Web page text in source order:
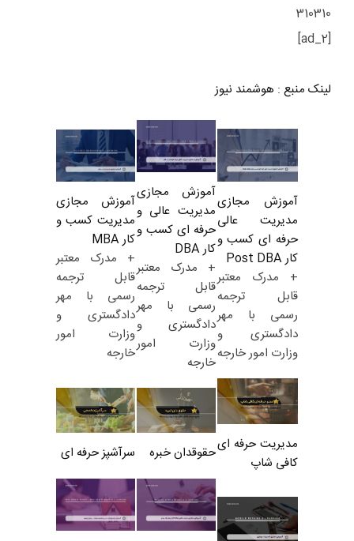
310310
[ad_2]
لینک منبع : هوشمند نیوز
آموزش مجازی
مدیریت عالی
حرفه ای کسب و
کار Post DBA
+ مدرک معتبر
قابل ترجمه
رسمی با مهر
دادگستری و
وزارت امور خارجه
آموزش مجازی
مدیریت عالی و
حرفه ای کسب و
کار DBA
+ مدرک معتبر
قابل ترجمه
رسمی با مهر
دادگستری و
وزارت امور
خارجه
آموزش مجازی
مدیریت کسب و
کار MBA
+ مدرک معتبر
قابل ترجمه
رسمی با مهر
دادگستری و
وزارت امور
خارجه
مدیریت حرفه ای
کافی شاپ
حقوقدان خبره سرآشپز حرفه ای